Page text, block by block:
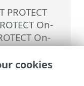
PROTECT
On-
On-
Statické
z Active
cookies